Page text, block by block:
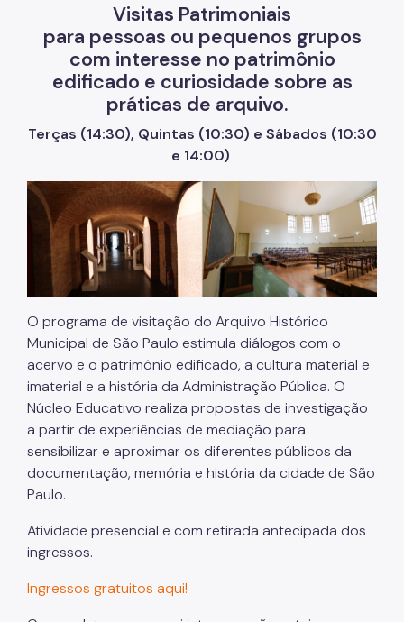
Visitas Patrimoniais
para pessoas ou pequenos grupos
com interesse no patrimônio
edificado e curiosidade sobre as
práticas de arquivo.
Terças (14:30), Quintas (10:30) e Sábados (10:30
e 14:00)
O programa de visitação do Arquivo Histórico
Municipal de São Paulo estimula diálogos com o
acervo e o patrimônio edificado, a cultura material e
imaterial e a história da Administração Pública. O
Núcleo Educativo realiza propostas de investigação
a partir de experiências de mediação para
sensibilizar e aproximar os diferentes públicos da
documentação, memória e história da cidade de São
Paulo.
Atividade presencial e com retirada antecipada dos
ingressos.
Ingressos gratuitos aqui!